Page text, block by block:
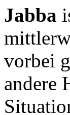
Jabba
vorbei
andere